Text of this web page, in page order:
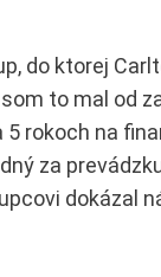
do ktorej
to mal od
rokoch na
za
dokázal